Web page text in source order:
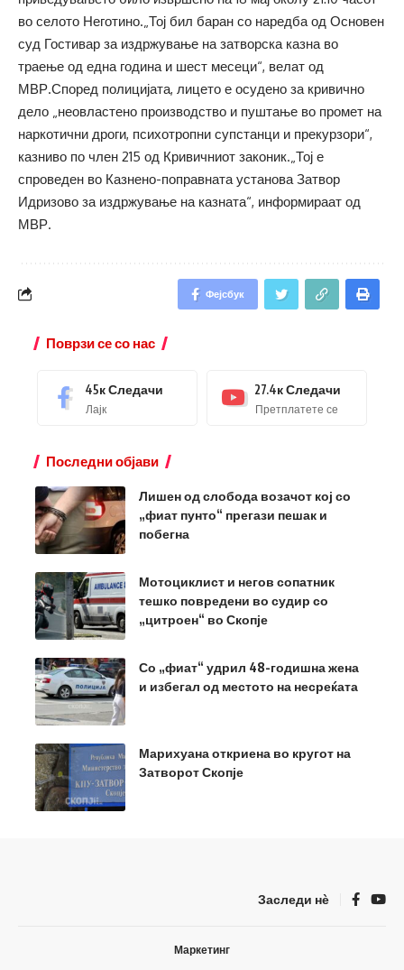
во селото Неготино.„Тој бил баран со наредба од Основен
суд Гостивар за издржување на затворска казна во
траење од една година и шест месеци“, велат од
МВР.Според полицијата, лицето е осудено за кривично
дело „неовластено производство и пуштање во промет на
наркотични дроги, психотропни супстанци и прекурзори“,
казниво по член 215 од Кривичниот законик.„Тој е
спроведен во Казнено-поправната установа Затвор
Идризово за издржување на казната“, информираат од
МВР.
Фејсбук
Поврзи се со нас
45кСледачи
Лајк
27.4кСледачи
Претплатете се
Последни објави
Лишен од слобода возачот кој со
„фиат пунто“ прегази пешак и
побегна
Мотоциклист и негов сопатник
тешко повредени во судир со
„цитроен“ во Скопје
Со „фиат“ удрил 48-годишна жена
и избегал од местото на несреќата
Марихуана откриена во кругот на
Затворот Скопје
Заследи нѐ
Маркетинг